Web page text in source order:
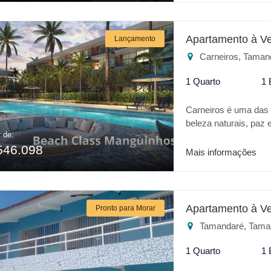
Lançamento
de:
Apartamento à
Carneiros,
1 Quarto 1
Carneiros é uma
beleza naturais, paz
todo conforto de um
Brinquedoteca * Spa
Restaurante *
investimento o
Mais informações
Pronto para Morar Apartamento à
Tamandaré,
1 Quarto 1